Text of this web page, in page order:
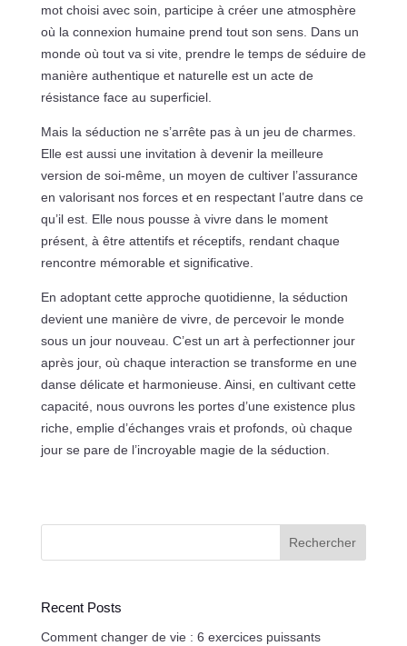
mot choisi avec soin, participe à créer une atmosphère
où la connexion humaine prend tout son sens. Dans un
monde où tout va si vite, prendre le temps de séduire de
manière authentique et naturelle est un acte de
résistance face au superficiel.
Mais la séduction ne s’arrête pas à un jeu de charmes.
Elle est aussi une invitation à devenir la meilleure
version de soi-même, un moyen de cultiver l’assurance
en valorisant nos forces et en respectant l’autre dans ce
qu’il est. Elle nous pousse à vivre dans le moment
présent, à être attentifs et réceptifs, rendant chaque
rencontre mémorable et significative.
En adoptant cette approche quotidienne, la séduction
devient une manière de vivre, de percevoir le monde
sous un jour nouveau. C’est un art à perfectionner jour
après jour, où chaque interaction se transforme en une
danse délicate et harmonieuse. Ainsi, en cultivant cette
capacité, nous ouvrons les portes d’une existence plus
riche, emplie d’échanges vrais et profonds, où chaque
jour se pare de l’incroyable magie de la séduction.
Rechercher
Recent Posts
Comment changer de vie : 6 exercices puissants